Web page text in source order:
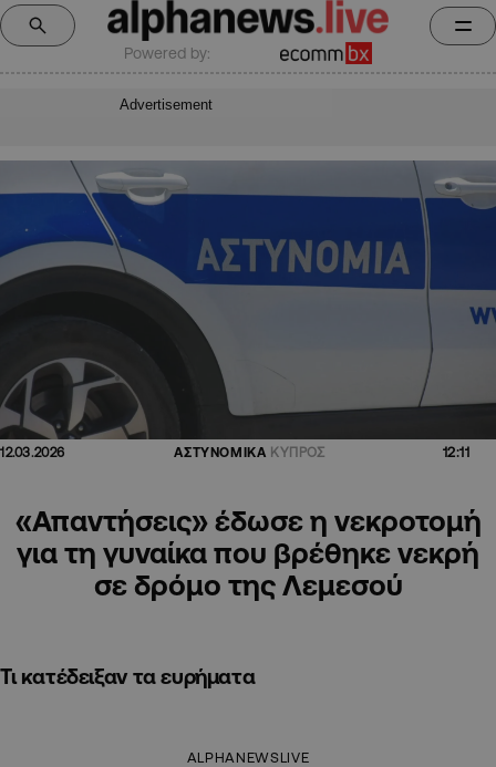
Powered by:
Advertisement
12.03.2026 ΑΣΤΥΝΟΜΙΚΑ ΚΥΠΡΟΣ 12:11
«Απαντήσεις» έδωσε η νεκροτομή
για τη γυναίκα που βρέθηκε νεκρή
σε δρόμο της Λεμεσού
Τι κατέδειξαν τα ευρήματα
ALPHANEWSLIVE